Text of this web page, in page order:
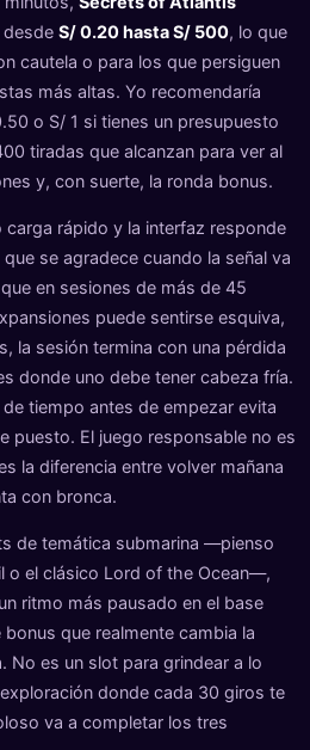
desde S/ 0.20 hasta S/ 500, lo que
cautela o para los que persiguen
más altas. Yo recomendaría
o S/ 1 si tienes un presupuesto
tiradas que alcanzan para ver al
y, con suerte, la ronda bonus.
carga rápido y la interfaz responde
se agradece cuando la señal va
en sesiones de más de 45
puede sentirse esquiva,
la sesión termina con una pérdida
donde uno debe tener cabeza fría.
tiempo antes de empezar evita
puesto. El juego responsable no es
la diferencia entre volver mañana
con bronca.
de temática submarina —pienso
o el clásico Lord of the Ocean—,
ritmo más pausado en el base
que realmente cambia la
No es un slot para grindear a lo
donde cada 30 giros te
va a completar los tres